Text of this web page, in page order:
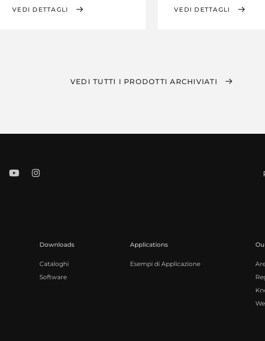
VEDI DETTAGLI VEDI DETTAGLI
VEDI TUTTI I PRODOTTI ARCHIVIATI
Downloads
Cataloghi
Software
Applications
Esempi di Applicazione